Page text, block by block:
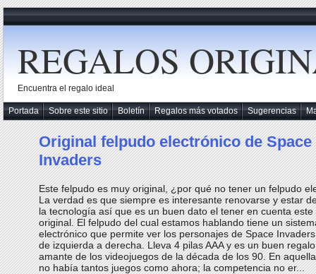
REGALOS
Encuentra el regalo ideal
Portada Sobre este sitio Boletín Regalos más votados Sugerencias
Original felpudo electrónico de Space
Invaders
Este felpudo es muy original, ¿por qué no tener un felpudo
La verdad es que siempre es interesante renovarse y estar
la tecnología así que es un buen dato el tener en cuenta este
original. El felpudo del cual estamos hablando tiene un
electrónico que permite ver los personajes de Space
de izquierda a derecha. Lleva 4 pilas AAA y es un buen
amante de los videojuegos de la década de los 90. En
no había tantos juegos como ahora; la competencia no er...